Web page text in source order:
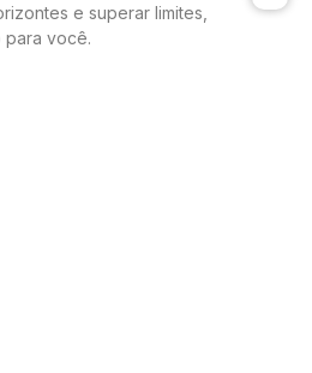
e superar limites,
para você.